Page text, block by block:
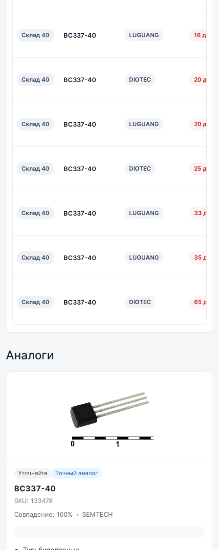
Склад 40 BC337-40 LUGUANG 16 дн.
Склад 40 BC337-40 DIOTEC 20 дн.
Склад 40 BC337-40 LUGUANG 20 дн.
Склад 40 BC337-40 DIOTEC 25 дн.
Склад 40 BC337-40 LUGUANG 33 дн.
Склад 40 BC337-40 LUGUANG 35 дн.
Склад 40 BC337-40 DIOTEC 65 дн.
Аналоги
Уточняйте Точный аналог
BC337-40
SKU: 133478
Совпадение: 100% • SEMTECH